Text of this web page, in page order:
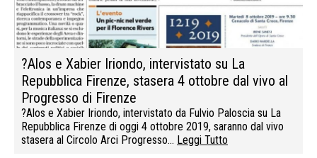
?Alos e Xabier Iriondo, intervistato su La
Repubblica Firenze, stasera 4 ottobre dal vivo al
Progresso di Firenze
?Alos e Xabier Iriondo, intervistato da Fulvio Paloscia su La
Repubblica Firenze di oggi 4 ottobre 2019, saranno dal vivo
stasera al Circolo Arci Progresso… Leggi Tutto